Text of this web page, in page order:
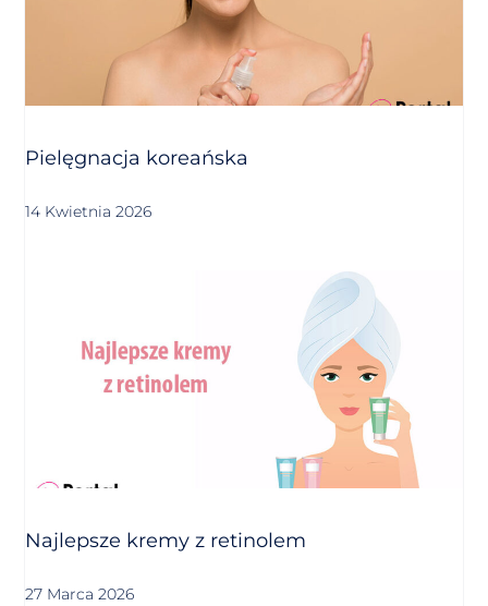
Pielęgnacja koreańska
14 Kwietnia 2026
Najlepsze kremy z retinolem
27 Marca 2026